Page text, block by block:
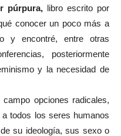
púrpura, libro escrito por
conocer un poco más a
y encontré, entre otras
posteriormente
y la necesidad de
opciones radicales,
todos los seres humanos
su ideología, sus sexo o